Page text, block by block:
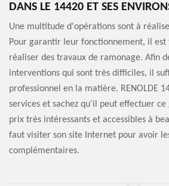
DANS LE 14420 ET SES
Une multitude d'opérations sont à
Pour garantir leur fonctionnement, il
réaliser des travaux de ramonage. Afin
interventions qui sont très difficiles, il
professionnel en la matière. RENOLDE
services et sachez qu'il peut effectuer
prix très intéressants et accessibles à
faut visiter son site Internet pour avoir
complémentaires.